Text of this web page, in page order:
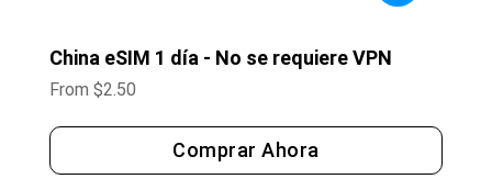
China eSIM 1 día - No se requiere VPN
From $2.50
Comprar Ahora